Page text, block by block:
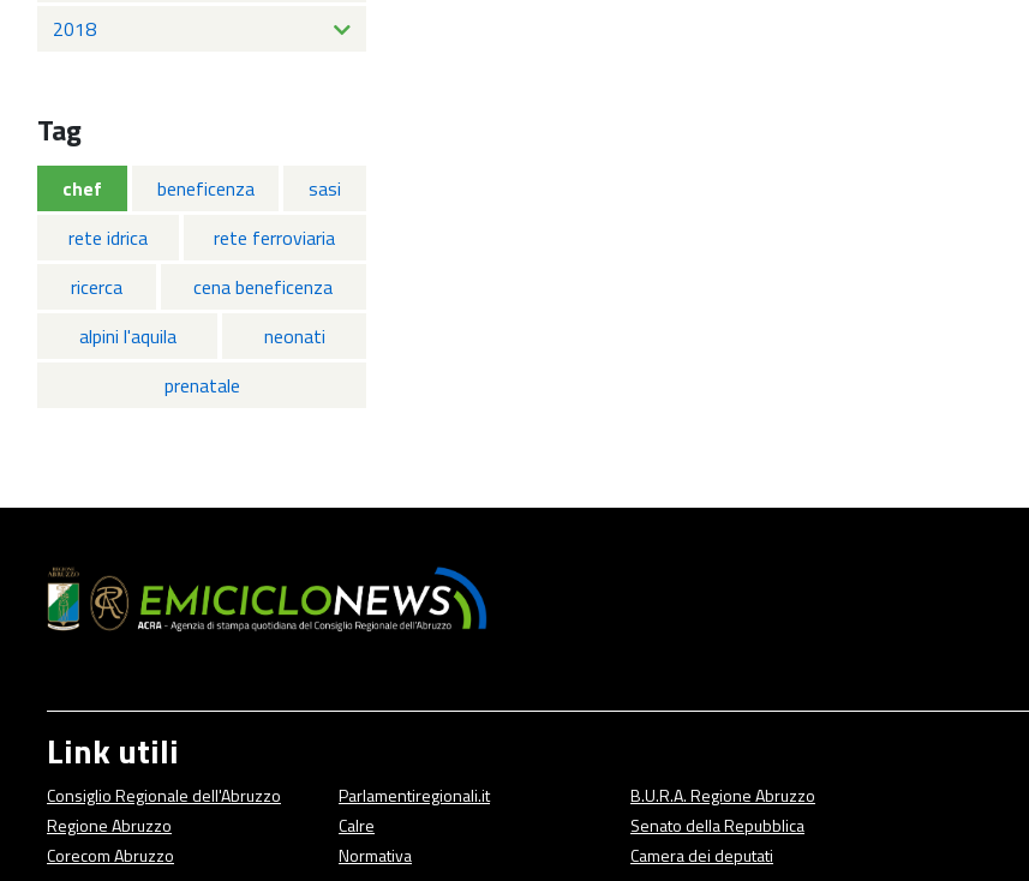
2018
Tag
chef beneficenza
sasi
rete idrica
rete ferroviaria
ricerca
cena beneficenza
alpini l'aquila
neonati
prenatale
Link utili
Consiglio Regionale dell'Abruzzo
Regione Abruzzo
Corecom Abruzzo
Parlamentiregionali.it
Calre
Normativa
B.U.R.A. Regione Abruzzo
Senato della Repubblica
Camera dei deputati